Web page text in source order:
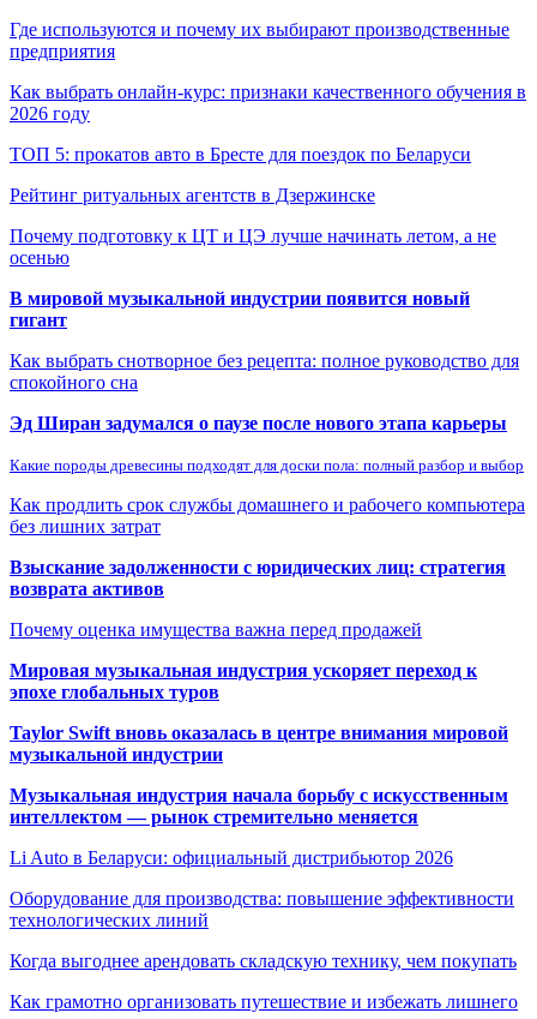
Где используются и почему их выбирают производственные
предприятия
Как выбрать онлайн-курс: признаки качественного обучения в
2026 году
ТОП 5: прокатов авто в Бресте для поездок по Беларуси
Рейтинг ритуальных агентств в Дзержинске
Почему подготовку к ЦТ и ЦЭ лучше начинать летом, а не
осенью
В мировой музыкальной индустрии появится новый
гигант
Как выбрать снотворное без рецепта: полное руководство для
спокойного сна
Эд Ширан задумался о паузе после нового этапа карьеры
Какие породы древесины подходят для доски пола: полный разбор и выбор
Как продлить срок службы домашнего и рабочего компьютера
без лишних затрат
Взыскание задолженности с юридических лиц: стратегия
возврата активов
Почему оценка имущества важна перед продажей
Мировая музыкальная индустрия ускоряет переход к
эпохе глобальных туров
Taylor Swift вновь оказалась в центре внимания мировой
музыкальной индустрии
Музыкальная индустрия начала борьбу с искусственным
интеллектом — рынок стремительно меняется
Li Auto в Беларуси: официальный дистрибьютор 2026
Оборудование для производства: повышение эффективности
технологических линий
Когда выгоднее арендовать складскую технику, чем покупать
Как грамотно организовать путешествие и избежать лишнего